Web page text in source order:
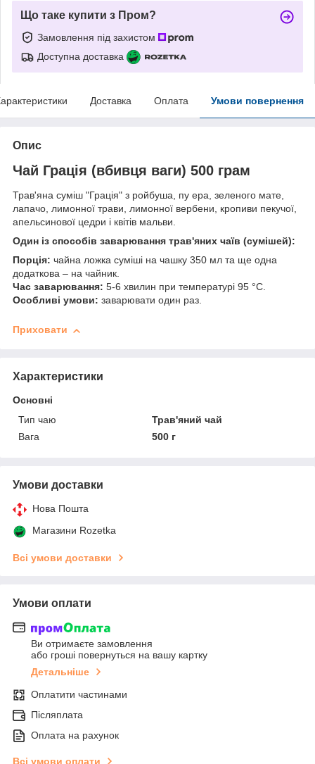
Що таке купити з Пром?
Замовлення під захистом
Доступна доставка
Доставка Оплата Умови повернення
Опис
Чай Грація (вбивця ваги) 500 грам
Трав'яна суміш "Грація" з ройбуша, пу ера, зеленого мате,
лапачо, лимонної трави, лимонної вербени, кропиви пекучої,
апельсинової цедри і квітів мальви.
Один із способів заварювання трав'яних чаїв (сумішей):
Порція: чайна ложка суміші на чашку 350 мл та ще одна
додаткова – на чайник.
Час заварювання: 5-6 хвилин при температурі 95 °C.
Особливі умови: заварювати один раз.
Приховати
Характеристики
Основні
Тип чаю
Трав'яний чай
Вага
500 г
Умови доставки
Нова Пошта
Магазини Rozetka
Всі умови доставки
Умови оплати
Ви отримаєте замовлення
або гроші повернуться на вашу картку
Детальніше
Оплатити частинами
Післяплата
Оплата на рахунок
Всі умови оплати